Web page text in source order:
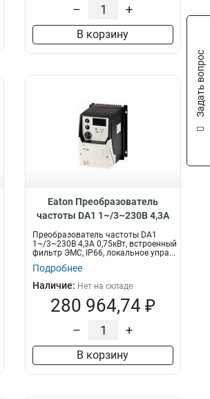
– +
В корзину
Eaton Преобразователь
частоты DA1 1~/3~230В 4,3A
0,75кВт, встроенный фильтр
ЭМС, IP66, локальное
управление DA1-124D3FB-
Преобразователь частоты DA1
1~/3~230В 4,3A 0,75кВт, встроенный
фильтр ЭМС, IP66, локальное упра...
Подробнее
Наличие: Нет на складе
280 964,74 ₽
– +
В корзину
Задать вопрос